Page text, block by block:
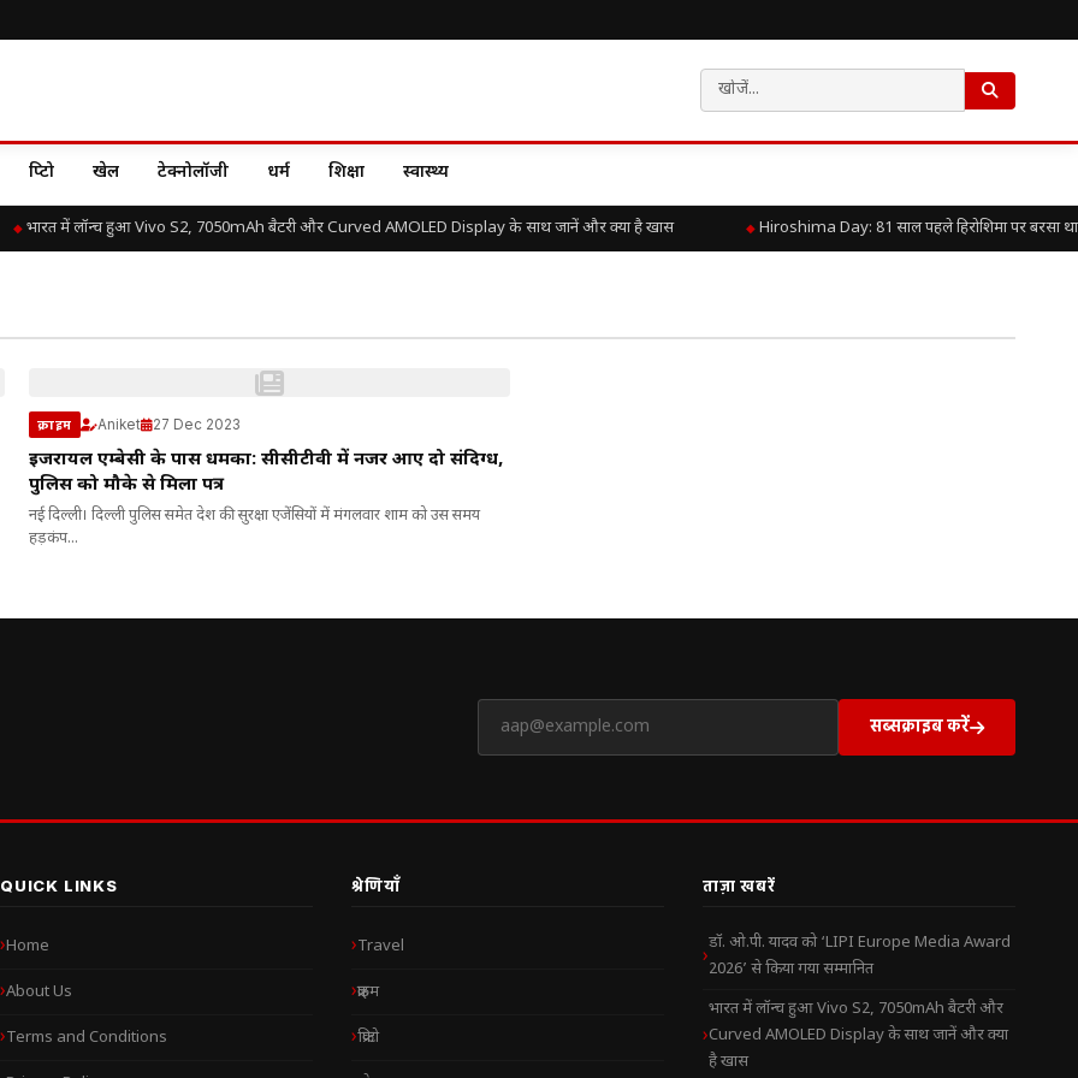
क्रिप्टो खेल टेक्नोलॉजी धर्म शिक्षा स्वास्थ्य
भारत में लॉन्च हुआ Vivo S2, 7050mAh बैटरी और Curved AMOLED Display के साथ जानें और क्या है खास Hiroshima Day: 81 साल पहले हिरोशिमा पर बरसा था
क्राइम Aniket 27 Dec 2023
इजरायल एम्बेसी के पास धमका: सीसीटीवी में नजर आए दो संदिग्ध,
पुलिस को मौके से मिला पत्र
नई दिल्ली। दिल्ली पुलिस समेत देश की सुरक्षा एजेंसियों में मंगलवार शाम को उस समय
हड़कंप...
सब्सक्राइब करें
QUICK LINKS
Home
About Us
Terms and Conditions
श्रेणियाँ
Travel
क्राइम
क्रिप्टो
ताज़ा खबरें
डॉ. ओ.पी. यादव को ‘LIPI Europe Media Award
2026’ से किया गया सम्मानित
भारत में लॉन्च हुआ Vivo S2, 7050mAh बैटरी और
Curved AMOLED Display के साथ जानें और क्या
है खास